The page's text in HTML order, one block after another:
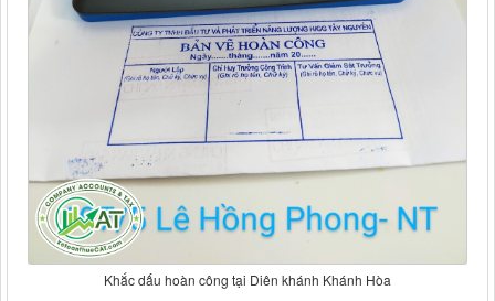
Khắc dấu hoàn công tại Diên khánh Khánh Hòa